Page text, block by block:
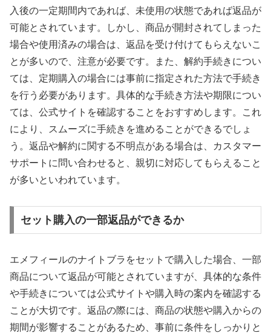
入後の一定期間内であれば、未使用の状態であれば返品が
可能とされています。しかし、商品が開封されてしまった
場合や使用済みの場合は、返品を受け付けてもらえないこ
とが多いので、注意が必要です。また、解約手続きについ
ては、定期購入の場合には事前に指定された方法で手続き
を行う必要があります。具体的な手続き方法や期限につい
ては、公式サイトを確認することをおすすめします。これ
により、スムーズに手続きを進めることができるでしょ
う。返品や解約に関する不明点がある場合は、カスタマー
サポートに問い合わせると、親切に対応してもらえること
が多いといわれています。
セット購入の一部返品ができるか
エメフィールのナイトブラをセットで購入した場合、一部
商品について返品が可能とされていますが、具体的な条件
や手続きについては公式サイトや購入時の案内を確認する
ことが大切です。返品の際には、商品の状態や購入からの
期間が影響することがあるため、事前に条件をしっかりと